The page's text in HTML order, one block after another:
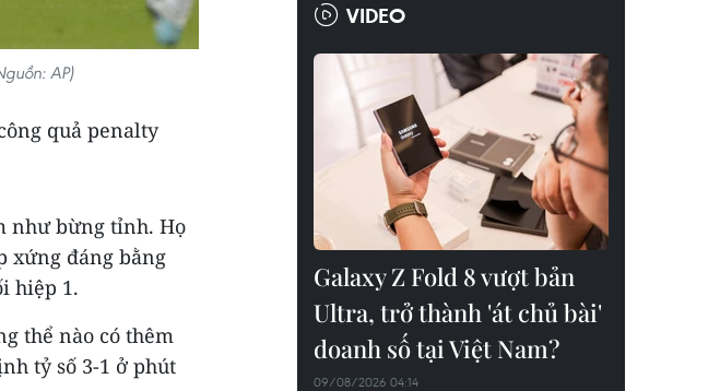
AP)
quả penalty
như bừng tỉnh. Họ
xứng đáng bằng
hiệp 1.
thể nào có thêm
tỷ số 3-1 ở phút
VIDEO
Galaxy Z Fold 8 vượt bản
Ultra, trở thành 'át chủ bài'
doanh số tại Việt Nam?
09/08/2026 04:14